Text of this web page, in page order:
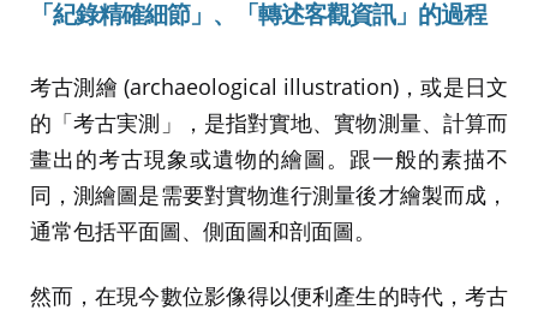
「 紀錄精確細節」 、 「 轉述客觀資訊」 的過程
考古測繪 (archaeological illustration)，或是日文
的「考古実測」，是指對實地、實物測量、計算而
畫出的考古現象或遺物的繪圖。跟一般的素描不
同，測繪圖是需要對實物進行測量後才繪製而成，
通常包括平面圖、側面圖和剖面圖。
然而，在現今數位影像得以便利產生的時代，考古